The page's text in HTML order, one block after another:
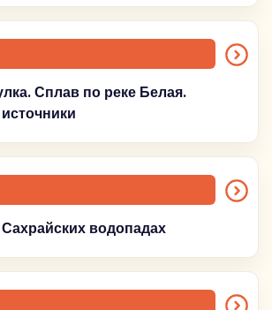
Сплав по реке Белая.
водопадах